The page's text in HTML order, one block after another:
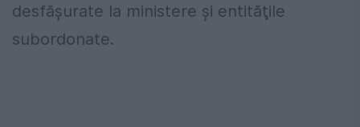
desfăşurate la ministere şi entităţile
subordonate.